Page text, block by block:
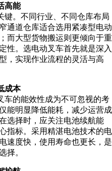
高能
键。不同行业、不同仓库布局
通道仓库适合选用紧凑型电动
而大型货物搬运则更倾向于重
性。选电动叉车首先就是深入
，实现作业流程的灵活与高
成本
车的能效性成为不可忽视的考
能明显降低能耗，减少运营成
选择时，应关注电池续航能
指标。采用精湛电池技术的电
速度快，使用寿命也更长，是
择。